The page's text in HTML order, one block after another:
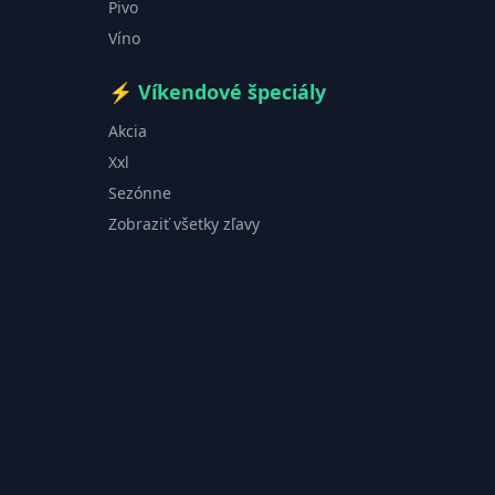
Pivo
Víno
⚡ Víkendové špeciály
Akcia
Xxl
Sezónne
Zobraziť všetky zľavy